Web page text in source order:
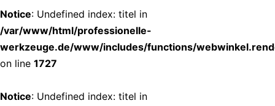
Notice: Undefined index: titel in
/var/www/html/professionelle-
werkzeuge.de/www/includes/functions/
on line 1727
Notice: Undefined index: titel in